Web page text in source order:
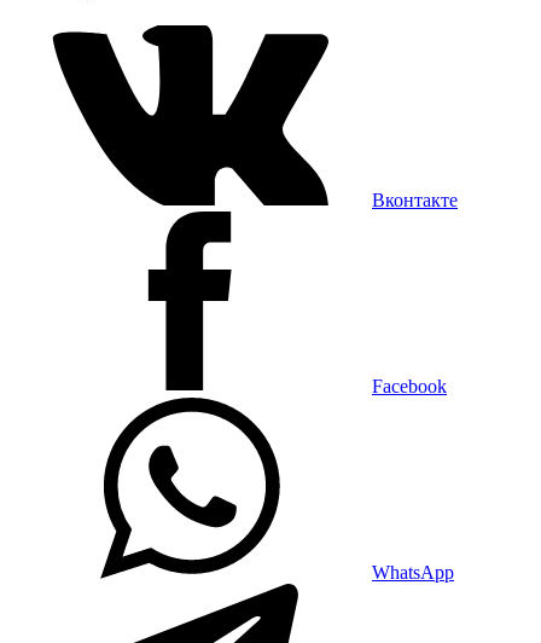
Вконтакте
Facebook
WhatsApp